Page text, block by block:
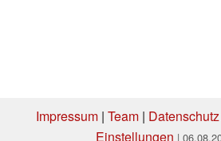
Impressum| Team| Datenschutz
Einstellungen |